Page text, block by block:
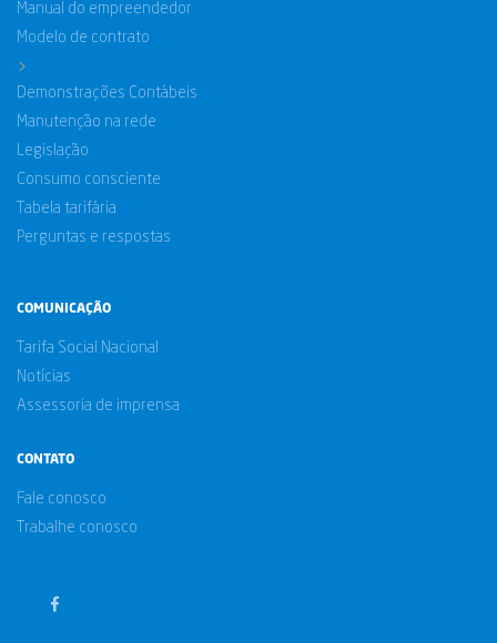
Manual do empreendedor
Modelo de contrato
>
Demonstrações Contábeis
Manutenção na rede
Legislação
Consumo consciente
Tabela tarifária
Perguntas e respostas
COMUNICAÇÃO
Tarifa Social Nacional
Notícias
Assessoria de imprensa
CONTATO
Fale conosco
Trabalhe conosco